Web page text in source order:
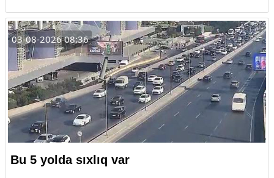
03-08-2026 08:36
Bu 5 yolda sıxlıq var